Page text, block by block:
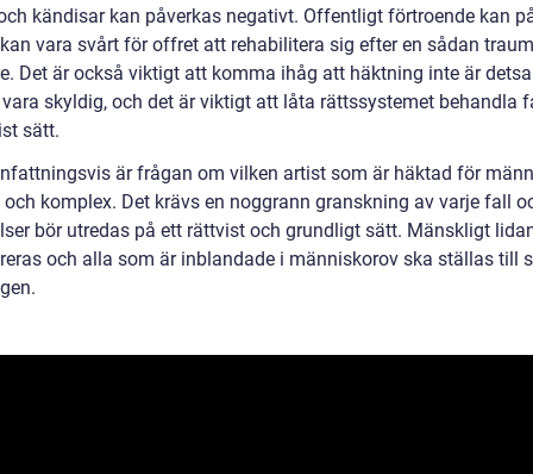
kändisar kan påverkas negativt. Offentligt förtroende kan
vara svårt för offret att rehabilitera sig efter en sådan
Det är också viktigt att komma ihåg att häktning inte är
skyldig, och det är viktigt att låta rättssystemet behandla
sätt.
är frågan om vilken artist som är häktad för
komplex. Det krävs en noggrann granskning av varje fall
bör utredas på ett rättvist och grundligt sätt. Mänskligt
och alla som är inblandade i människorov ska ställas till